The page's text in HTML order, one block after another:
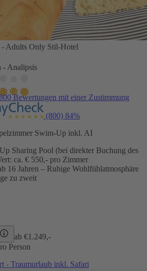
Adults Only Stil-Hotel
- Analipsis
Bewertungen mit einer Zustimmung
(800) 84%
Swim-Up inkl. AI
Sharing Pool (bei direkter Buchung des
ca. € 550,- pro Zimmer
16 Jahren – Ruhige Wohlfühlatmosphäre
zu zweit
ab €1.249,-
Person
- Traumurlaub inkl. Safari